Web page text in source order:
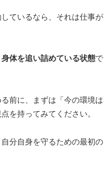
ているなら、それは仕事が
体を追い詰めている状態で
前に、まずは「今の環境は
を持ってみてください。
分自身を守るための最初の